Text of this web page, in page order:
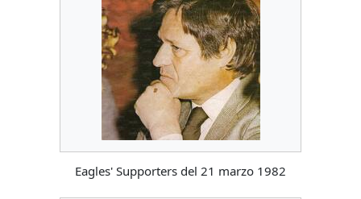
Eagles' Supporters del 21 marzo 1982